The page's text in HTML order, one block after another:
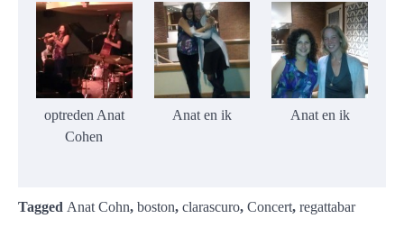
optreden Anat
Cohen
Anat en ik Anat en ik
Tagged Anat Cohn, boston, clarascuro, Concert, regattabar